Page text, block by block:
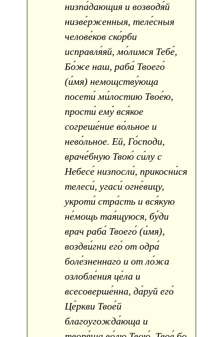
низпа́дающия и возводя́й
низве́рженныя, теле́сныя
челове́ков ско́рби
исправля́яй, мо́лимся Тебе́,
Бо́же наш, раба́ Твоего́
(и́мя) немощству́юща
посети́ ми́лостию Твое́ю,
прости́ ему́ вся́кое
согреше́ние во́льное и
нево́льное. Ей, Го́споди,
враче́бную Твою́ си́лу с
Небесе́ низпосли́, прикосни́ся
телеси́, угаси́ огне́вицу,
укроти́ стра́сть и вся́кую
не́мощь тая́щуюся, бу́ди
врач раба́ Твоего́ (и́мя),
воздви́гни его́ от одра́
боле́зненнаго и от ло́жа
озлобле́ния це́ла и
всесоверше́нна, да́руй его́
Це́ркви Твое́й
благоугожда́юща и